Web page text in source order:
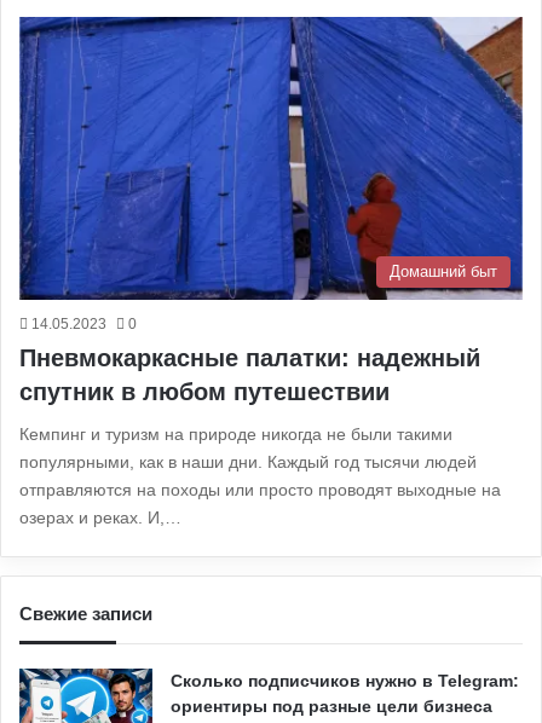
Домашний быт
14.05.2023 0
Пневмокаркасные палатки: надежный
спутник в любом путешествии
Кемпинг и туризм на природе никогда не были такими
популярными, как в наши дни. Каждый год тысячи людей
отправляются на походы или просто проводят выходные на
озерах и реках. И,…
Свежие записи
Сколько подписчиков нужно в Telegram:
ориентиры под разные цели бизнеса